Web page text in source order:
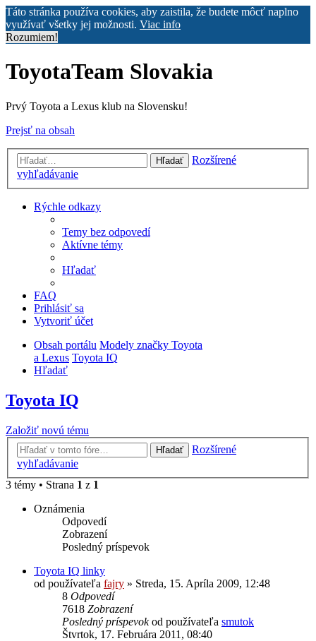
Táto stránka používa cookies, aby zaistila, že budete môcť naplno
využívať všetky jej možnosti. Viac info
Rozumiem!
ToyotaTeam Slovakia
Prvý Toyota a Lexus klub na Slovensku!
Prejsť na obsah
Hľadať
Rozšírené
vyhľadávanie
Rýchle odkazy
Temy bez odpovedí
Aktívne témy
Hľadať
FAQ
Prihlásiť sa
Vytvoriť účet
Obsah portálu Modely značky Toyota
a Lexus Toyota IQ
Hľadať
Toyota IQ
Založiť novú tému
Hľadať
Rozšírené
vyhľadávanie
3 témy • Strana 1 z 1
Oznámenia
Odpovedí
Zobrazení
Posledný príspevok
Toyota IQ linky
od používateľa fajry » Streda, 15. Apríla 2009, 12:48
8 Odpovedí
7618 Zobrazení
Posledný príspevokod používateľa smutok
Štvrtok, 17. Februára 2011, 08:40